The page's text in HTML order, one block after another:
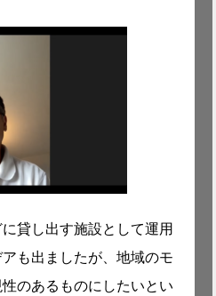
貸し出す施設として運用
も出ましたが、地域のモ
のあるものにしたいとい